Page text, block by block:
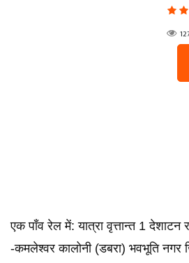
एक पाँव रेल में: यात्रा वृत्तान्त 1 देशाटन
-कमलेश्वर कालोनी (डबरा) भवभूति नगर